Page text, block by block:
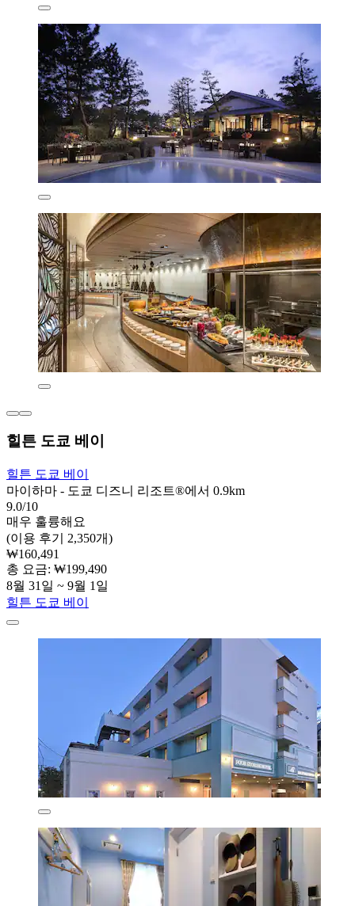
힐튼 도쿄 베이
힐튼 도쿄 베이
마이하마 - 도쿄 디즈니 리조트®에서 0.9km
9.0/10
매우 훌륭해요
(이용 후기 2,350개)
₩160,491
총 요금: ₩199,490
8월 31일 ~ 9월 1일
힐튼 도쿄 베이